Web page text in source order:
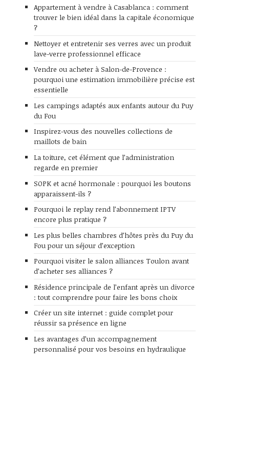
Appartement à vendre à Casablanca : comment
trouver le bien idéal dans la capitale économique
?
Nettoyer et entretenir ses verres avec un produit
lave-verre professionnel efficace
Vendre ou acheter à Salon-de-Provence :
pourquoi une estimation immobilière précise est
essentielle
Les campings adaptés aux enfants autour du Puy
du Fou
Inspirez-vous des nouvelles collections de
maillots de bain
La toiture, cet élément que l’administration
regarde en premier
SOPK et acné hormonale : pourquoi les boutons
apparaissent-ils ?
Pourquoi le replay rend l’abonnement IPTV
encore plus pratique ?
Les plus belles chambres d’hôtes près du Puy du
Fou pour un séjour d’exception
Pourquoi visiter le salon alliances Toulon avant
d’acheter ses alliances ?
Résidence principale de l’enfant après un divorce
: tout comprendre pour faire les bons choix
Créer un site internet : guide complet pour
réussir sa présence en ligne
Les avantages d’un accompagnement
personnalisé pour vos besoins en hydraulique